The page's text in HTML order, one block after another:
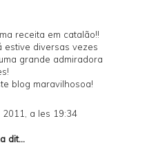
receita em catalão!!
estive diversas vezes
grande admiradora
blog maravilhosoa!
a les 19:34
dit...